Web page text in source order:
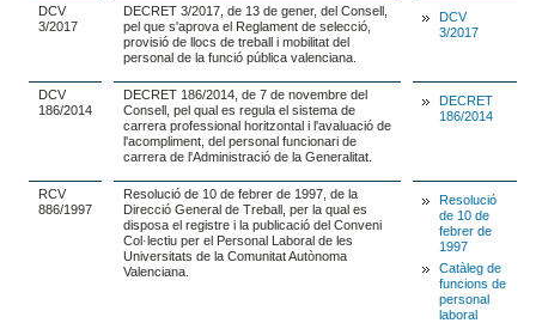
DCV
3/2017
DECRET 3/2017, de 13 de gener, del Consell,
pel que s'aprova el Reglament de selecció,
provisió de llocs de treball i mobilitat del
personal de la funció pública valenciana.
DCV
3/2017
DCV
186/2014
DECRET 186/2014, de 7 de novembre del
Consell, pel qual es regula el sistema de
carrera professional horitzontal i l'avaluació de
l'acompliment, del personal funcionari de
carrera de l'Administració de la Generalitat.
DECRET
186/2014
RCV
886/1997
Resolució de 10 de febrer de 1997, de la
Direcció General de Treball, per la qual es
disposa el registre i la publicació del Conveni
Col·lectiu per el Personal Laboral de les
Universitats de la Comunitat Autònoma
Valenciana.
Resolució
de 10 de
febrer de
1997
Catàleg de
funcions de
personal
laboral